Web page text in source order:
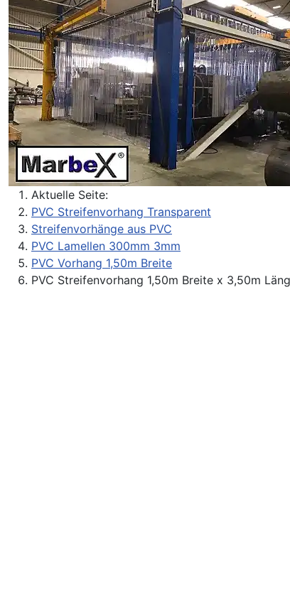
Aktuelle Seite:
PVC Streifenvorhang Transparent
Streifenvorhänge aus PVC
PVC Lamellen 300mm 3mm
PVC Vorhang 1,50m Breite
PVC Streifenvorhang 1,50m Breite x 3,50m